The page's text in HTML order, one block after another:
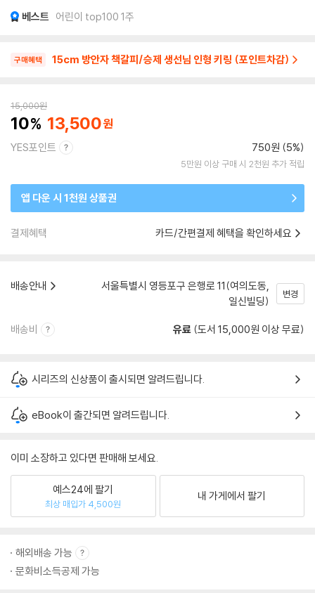
베스트 어린이 top100 1주
구매혜택 15cm 방안자 책갈피/승제 생선님 인형 키링 (포인트차감)
15,000원
10 13,500
YES포인트 750원 (5%)
5만원 이상 구매 시 2천원 추가 적립
앱 다운 시 1천원 상품권
결제혜택 카드/간편결제 혜택을 확인하세요
배송안내
서울특별시 영등포구 은행로 11(여의도동,
일신빌딩)
변경
배송비 유료 (도서 15,000원 이상 무료)
시리즈의 신상품이 출시되면 알려드립니다.
eBook이 출간되면 알려드립니다.
이미 소장하고 있다면 판매해 보세요.
예스24에 팔기
최상 매입가 4,500원
내 가게에서 팔기
해외배송 가능
문화비소득공제 가능